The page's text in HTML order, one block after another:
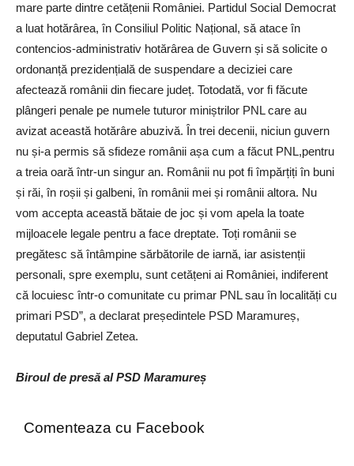
mare parte dintre cetățenii României. Partidul Social Democrat
a luat hotărârea, în Consiliul Politic Național, să atace în
contencios-administrativ hotărârea de Guvern și să solicite o
ordonanță prezidențială de suspendare a deciziei care
afectează românii din fiecare județ. Totodată, vor fi făcute
plângeri penale pe numele tuturor miniștrilor PNL care au
avizat această hotărâre abuzivă. În trei decenii, niciun guvern
nu și-a permis să sfideze românii așa cum a făcut PNL,pentru
a treia oară într-un singur an. Românii nu pot fi împărțiți în buni
și răi, în roșii și galbeni, în românii mei și românii altora. Nu
vom accepta această bătaie de joc și vom apela la toate
mijloacele legale pentru a face dreptate. Toți românii se
pregătesc să întâmpine sărbătorile de iarnă, iar asistenții
personali, spre exemplu, sunt cetățeni ai României, indiferent
că locuiesc într-o comunitate cu primar PNL sau în localități cu
primari PSD”, a declarat președintele PSD Maramureș,
deputatul Gabriel Zetea.
Biroul de presă al PSD Maramureș
Comenteaza cu Facebook